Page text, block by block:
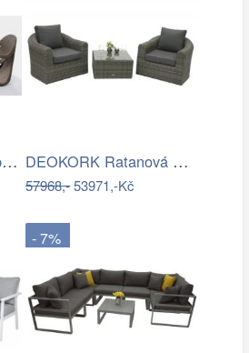
Gardin Jedálenská súprava FOX hnedá Mdum DEOKORK Ratanová modulová sestava…
57968,-53971,-Kč
- 7%